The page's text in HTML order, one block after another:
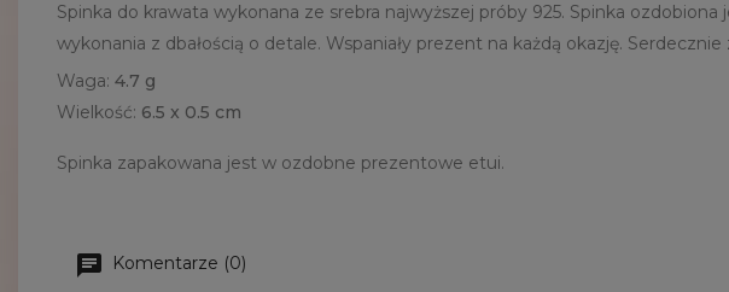
Spinka do krawata wykonana ze srebra najwyższej próby 925. Spinka
wykonania z dbałością o detale. Wspaniały prezent na każdą okazję.
Waga: 4.7 g
Wielkość: 6.5 x 0.5 cm
Spinka zapakowana jest w ozdobne prezentowe etui.
Komentarze (0)